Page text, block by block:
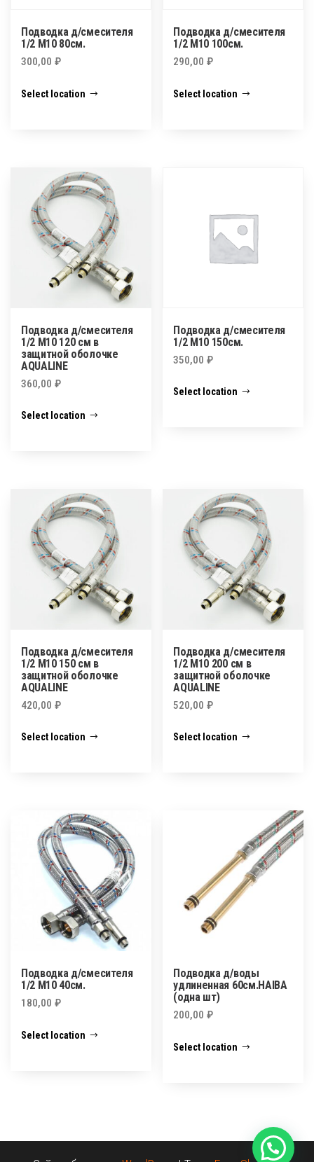
Подводка д/смесителя
1/2 М10 80см.
300,00 ₽
Select location
Подводка д/смесителя
1/2 М10 100см.
290,00₽
Select location
Подводка д/смесителя
1/2 М10 120 см в
защитной оболочке
AQUALINE
360,00 ₽
Select location
Подводка д/смесителя
1/2 М10 150см.
350,00₽
Select location
Подводка д/смесителя
1/2 М10 150 см в
защитной оболочке
AQUALINE
420,00 ₽
Select location
Подводка д/смесителя
1/2 М10 200 см в
защитной оболочке
AQUALINE
520,00₽
Select location
Подводка д/смесителя
1/2 М10 40см.
180,00 ₽
Select location
Подводка д/воды
удлиненная 60см.HAIBA
(одна шт)
200,00₽
Select location